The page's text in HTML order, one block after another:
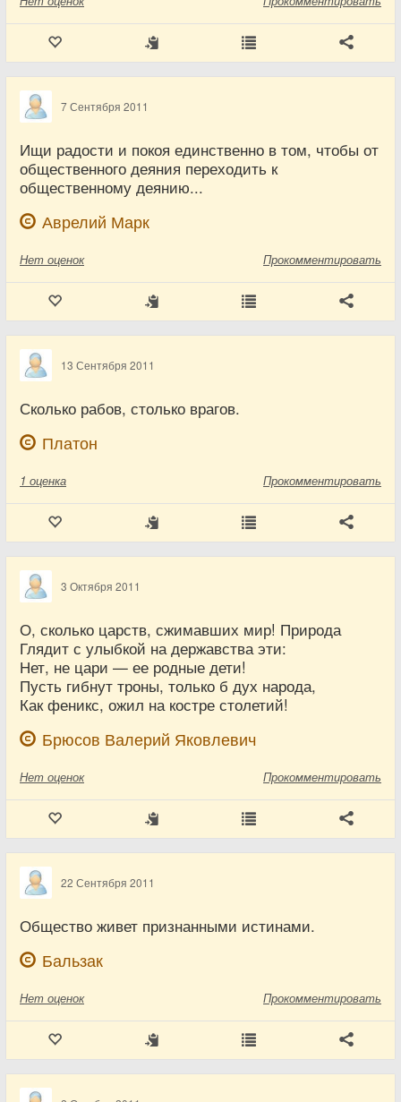
7 Сентября 2011
Ищи радости и покоя единственно в том, чтобы от
общественного деяния переходить к
общественному деянию...
Аврелий Марк
Нет оценок Прокомментировать
13 Сентября 2011
Сколько рабов, столько врагов.
Платон
1 оценка Прокомментировать
3 Октября 2011
О, сколько царств, сжимавших мир! Природа
Глядит с улыбкой на державства эти:
Нет, не цари — ее родные дети!
Пусть гибнут троны, только б дух народа,
Как феникс, ожил на костре столетий!
Брюсов Валерий Яковлевич
Нет оценок Прокомментировать
22 Сентября 2011
Общество живет признанными истинами.
Бальзак
Нет оценок Прокомментировать